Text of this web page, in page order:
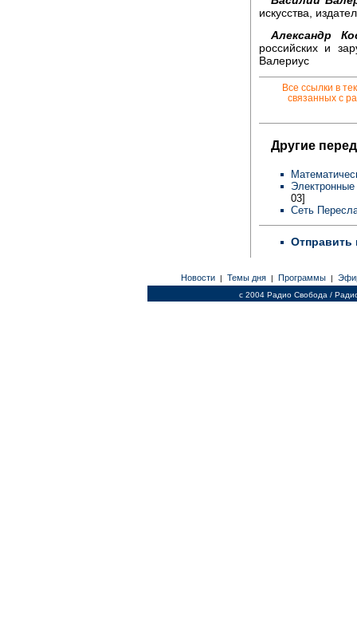
искусства,
Александр
российских и
Валериус
Все ссылки в
связанных с
Другие
Электронные
03]
Сеть
Отправить
Новости | Темы дня | Программы |
c 2004 Радио Свобода /